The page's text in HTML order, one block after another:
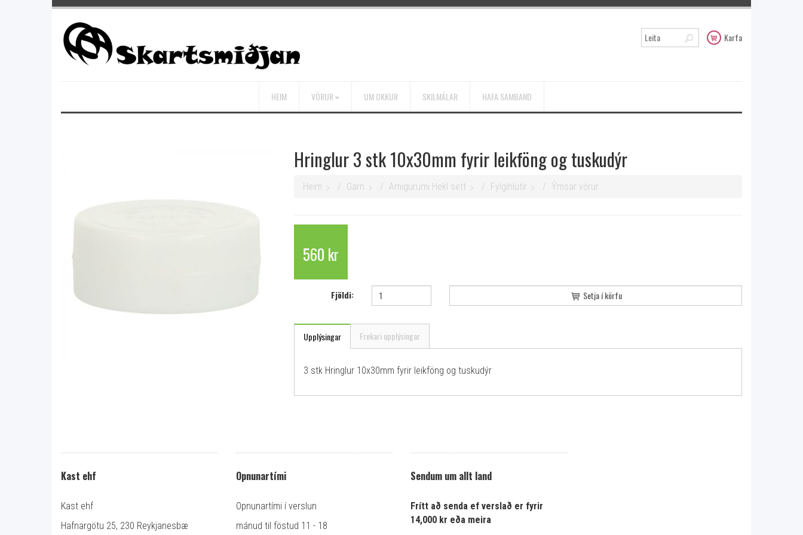
Karfa
HEIM VÖRUR UM OKKUR SKILMÁLAR HAFA SAMBAND
Hringlur 3 stk 10x30mm fyrir leikföng og tuskudýr
Heim Garn Amigurumi Hekl sett Fylgihlutir Ýmsar vörur
560 kr
Fjöldi: Setja í körfu
Upplýsingar Frekari upplýsingar
3 stk Hringlur 10x30mm fyrir leikföng og tuskudýr
Kast ehf
Kast ehf
Hafnargötu 25, 230 Reykjanesbæ
Opnunartími
Opnunartími í verslun
mánud til föstud 11 - 18
Sendum um allt land
Frítt að senda ef verslað er fyrir
14,000 kr eða meira